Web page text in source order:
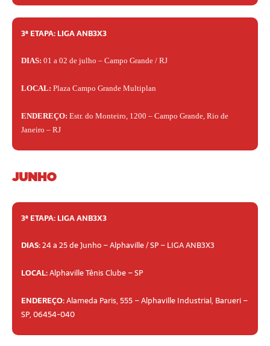
3ª ETAPA: LIGA ANB3X3
DIAS: 01 a 02 de julho – Campo Grande / RJ
LOCAL: Plaza Campo Grande Multiplan
ENDEREÇO: Estr. do Monteiro, 1200 – Campo Grande, Rio de
Janeiro – RJ
JUNHO
3ª ETAPA: LIGA ANB3X3
DIAS:24 a 25 de Junho – Alphaville / SP – LIGA ANB3X3
LOCAL:Alphaville Tênis Clube – SP
ENDEREÇO:Alameda Paris, 555 – Alphaville Industrial, Barueri –
SP, 06454-040